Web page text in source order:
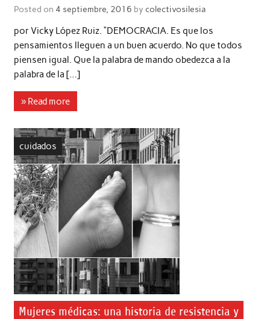
Posted on 4 septiembre, 2016 by colectivosilesia
por Vicky López Ruiz. “DEMOCRACIA. Es que los
pensamientos lleguen a un buen acuerdo. No que todos
piensen igual. Que la palabra de mando obedezca a la
palabra de la […]
» Read more
cuidados
Mujeres médicas: una historia de resistencia y